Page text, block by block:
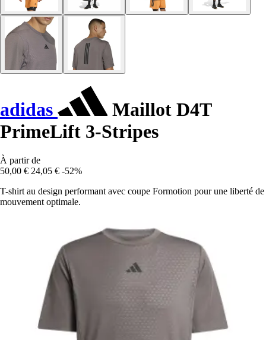
adidas
Maillot D4T
PrimeLift 3-Stripes
À partir de
50,00 € 24,05 € -52%
T-shirt au design performant avec coupe Formotion pour une liberté de
mouvement optimale.